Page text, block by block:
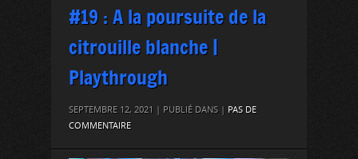
#19 : A la poursuite de la
citrouille blanche |
Playthrough
SEPTEMBRE 12, 2021 | PUBLIÉ DANS | PAS DE
COMMENTAIRE